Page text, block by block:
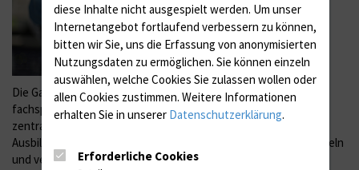
Die Gastroenterologie bietet Ihnen neben interessanten
fachspezifischen Aspekten einen umfassenden Überblick über
zentrale Aspekte der Inneren Medizin. Studenten jeden
Ausbildungsstands können bei uns klinische Erfahrungen sammeln
und vertiefen. Wir möchten den künftigen Ärzten die ersten
diese Inhalte nicht ausgespielt werden. Um unser
Internetangebot fortlaufend verbessern zu können,
bitten wir Sie, uns die Erfassung von anonymisierten
Nutzungsdaten zu ermöglichen. Sie können einzeln
auswählen, welche Cookies Sie zulassen wollen oder
allen Cookies zustimmen. Weitere Informationen
erhalten Sie in unserer Datenschutzerklärung.
Erforderliche Cookies